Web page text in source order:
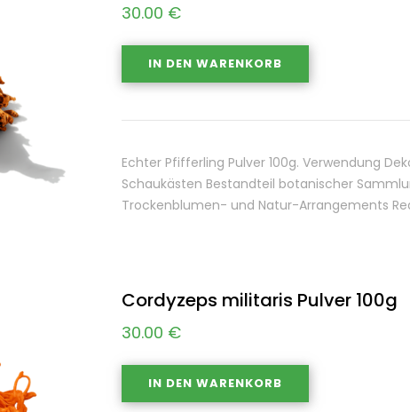
30.00 €
IN DEN WARENKORB
Echter Pfifferling Pulver 100g. Verwendung
Schaukästen Bestandteil botanischer
Trockenblumen- und Natur-Arrangements
Cordyzeps militaris Pulver 100g
30.00 €
IN DEN WARENKORB